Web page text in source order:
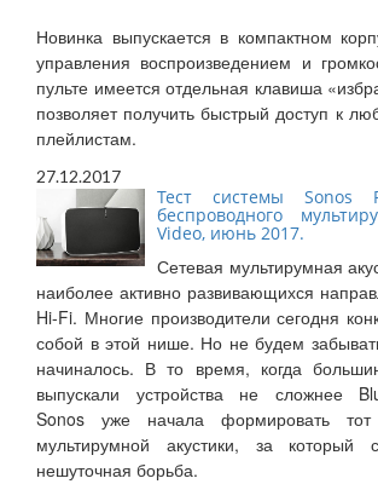
Новинка выпускается в компактном
управления воспроизведением и
пульте имеется отдельная клавиша
позволяет получить быстрый доступ к
плейлистам.
27.12.2017
Тест системы Sonos
беспроводного
Video, июнь 2017.
Сетевая мультирумная
наиболее активно развивающихся
Hi-Fi. Многие производители сегодня
собой в этой нише. Но не будем
начиналось. В то время, когда
выпускали устройства не сложнее
Sonos уже начала формировать
мультирумной акустики, за который
нешуточная борьба.